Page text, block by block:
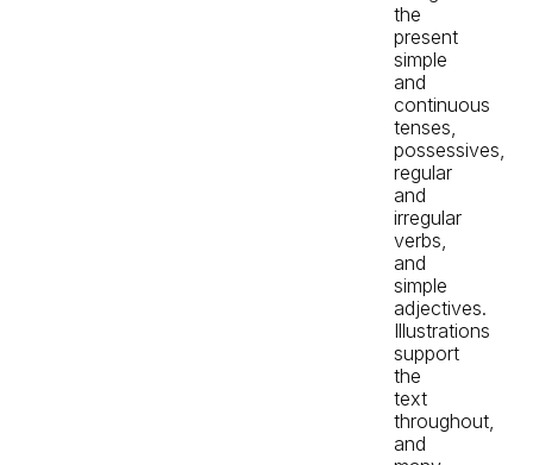
the
present
simple
and
continuous
tenses,
possessives,
regular
and
irregular
verbs,
and
simple
adjectives.
Illustrations
support
the
text
throughout,
and